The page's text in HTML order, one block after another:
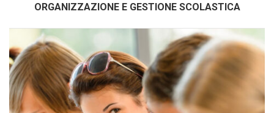
ORGANIZZAZIONE E GESTIONE SCOLASTICA